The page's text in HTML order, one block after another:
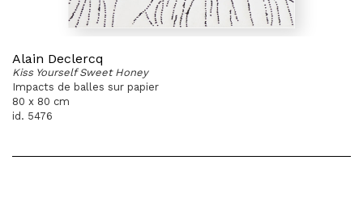
Alain Declercq
Kiss Yourself Sweet Honey
Impacts de balles sur papier
80 x 80 cm
id. 5476